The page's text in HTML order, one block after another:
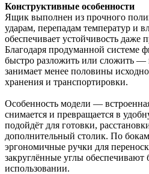
Конструктивные особенности
Ящик выполнен из прочного
ударам, перепадам температур и
обеспечивает устойчивость даже
Благодаря продуманной системе
быстро разложить или сложить —
занимает менее половины
хранения и транспортировки.
Особенность модели —
снимается и превращается в
подойдёт для готовки,
дополнительный столик. По
эргономичные ручки для
закруглённые углы обеспечивают
использовании.